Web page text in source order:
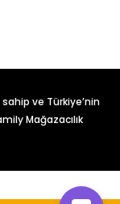
ve Türkiye’nin
Mağazacılık